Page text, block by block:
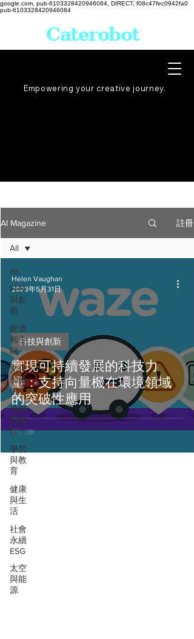
google.com, pub-6103328420946084, DIRECT, f08c47fec0942fa0
pub-6103328420946084
Empowering your creative journey.
Caterobot
AI Magazine 註冊
All
科技
與創
新
經濟
和金
融
文化
和藝
術
遊戲
與媒
體
學習
與教
育
健康
與生
活
社會
永續
ESG
太空
與能
源
All
實現可持續發展的科技力
量：支持向量機在環境領域
的突破性應用
科技與創新
Helen Vaughan
2023年5月31日